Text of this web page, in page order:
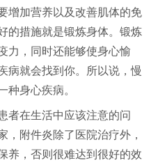
增加营养以及改善肌体的免
的措施就是锻炼身体。锻炼
力，同时还能够使身心愉
病就会找到你。所以说，慢
种身心疾病。
在生活中应该注意的问
，附件炎除了医院治疗外，
养，否则很难达到很好的效